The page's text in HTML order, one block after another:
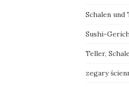
Schalen
Sushi-
Teller,
zegary